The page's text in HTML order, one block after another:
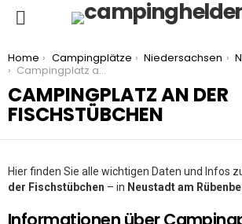
You are here:
Home Campingplätze Niedersachsen
Campingplatz an der Fischstübchen
CAMPINGPLATZ AN DER
FISCHSTÜBCHEN
Hier finden Sie alle wichtigen Daten und Infos
der Fischstübchen – in Neustadt am